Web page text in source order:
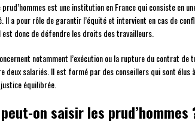
prud’hommes est une institution en France qui consiste en
Il a pour rôle de garantir l’équité et intervient en cas de
donc de défendre les droits des travailleurs.
notamment l’exécution ou la rupture du contrat de
deux salariés. Il est formé par des conseillers qui sont élus
équilibrée.
on saisir les prud’hommes